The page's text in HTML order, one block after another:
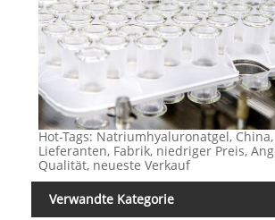
Hot-Tags: Natriumhyaluronatgel,
Lieferanten, Fabrik, niedriger Preis,
Qualität, neueste Verkauf
Verwandte Kategorie